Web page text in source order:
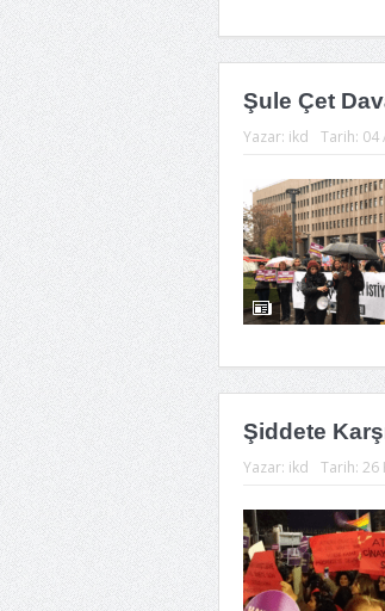
Şule Çet
Yazar: ikd Tarih: 04
Şiddete
Yazar: ikd Tarih: 26